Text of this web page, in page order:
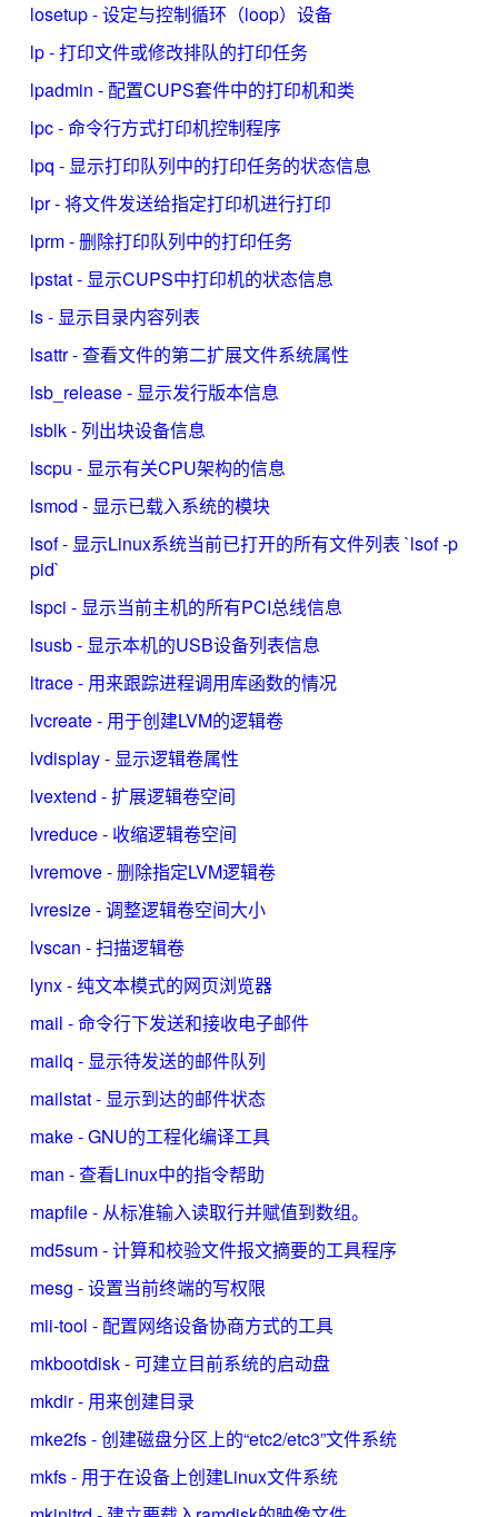
losetup - 设定与控制循环（loop）设备
lp - 打印文件或修改排队的打印任务
lpadmin - 配置CUPS套件中的打印机和类
lpc - 命令行方式打印机控制程序
lpq - 显示打印队列中的打印任务的状态信息
lpr - 将文件发送给指定打印机进行打印
lprm - 删除打印队列中的打印任务
lpstat - 显示CUPS中打印机的状态信息
ls - 显示目录内容列表
lsattr - 查看文件的第二扩展文件系统属性
lsb_release - 显示发行版本信息
lsblk - 列出块设备信息
lscpu - 显示有关CPU架构的信息
lsmod - 显示已载入系统的模块
lsof - 显示Linux系统当前已打开的所有文件列表 `lsof -p
pid`
lspci - 显示当前主机的所有PCI总线信息
lsusb - 显示本机的USB设备列表信息
ltrace - 用来跟踪进程调用库函数的情况
lvcreate - 用于创建LVM的逻辑卷
lvdisplay - 显示逻辑卷属性
lvextend - 扩展逻辑卷空间
lvreduce - 收缩逻辑卷空间
lvremove - 删除指定LVM逻辑卷
lvresize - 调整逻辑卷空间大小
lvscan - 扫描逻辑卷
lynx - 纯文本模式的网页浏览器
mail - 命令行下发送和接收电子邮件
mailq - 显示待发送的邮件队列
mailstat - 显示到达的邮件状态
make - GNU的工程化编译工具
man - 查看Linux中的指令帮助
mapfile - 从标准输入读取行并赋值到数组。
md5sum - 计算和校验文件报文摘要的工具程序
mesg - 设置当前终端的写权限
mii-tool - 配置网络设备协商方式的工具
mkbootdisk - 可建立目前系统的启动盘
mkdir - 用来创建目录
mke2fs - 创建磁盘分区上的“etc2/etc3”文件系统
mkfs - 用于在设备上创建Linux文件系统